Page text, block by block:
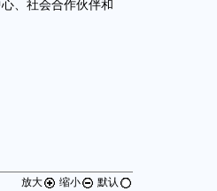
、社会合作伙伴和
放大 缩小 默认